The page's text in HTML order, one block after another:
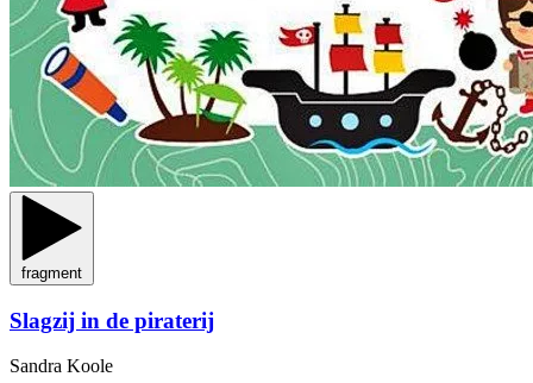
fragment
Slagzij in de piraterij
Sandra Koole